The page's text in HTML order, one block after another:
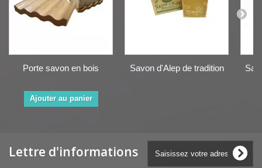
Porte savon en bois
Ajouter au panier
Savon d'Alep de tradition
Lettre d'informations